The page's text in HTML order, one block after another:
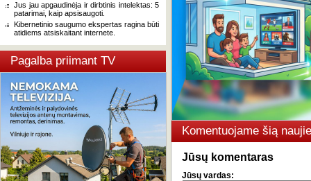
Jus jau apgaudinėja ir dirbtinis intelektas: 5
patarimai, kaip apsisaugoti.
Kibernetinio saugumo ekspertas ragina būti
atidiems atsiskaitant internete.
Pagalba priimant TV
Komentuojame šią
Jūsų komentaras
Jūsų vardas: